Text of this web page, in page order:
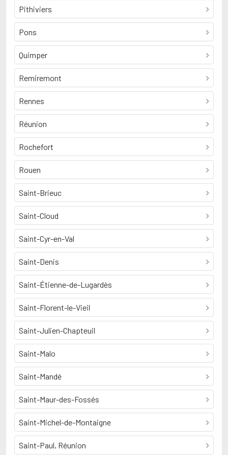
Pithiviers
Pons
Quimper
Remiremont
Rennes
Réunion
Rochefort
Rouen
Saint-Brieuc
Saint-Cloud
Saint-Cyr-en-Val
Saint-Denis
Saint-Étienne-de-Lugardès
Saint-Florent-le-Vieil
Saint-Julien-Chapteuil
Saint-Malo
Saint-Mandé
Saint-Maur-des-Fossés
Saint-Michel-de-Montaigne
Saint-Paul, Réunion